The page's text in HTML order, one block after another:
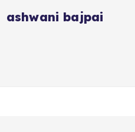
ashwani bajpai